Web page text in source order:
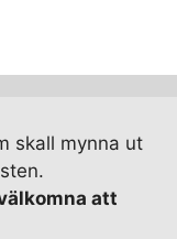
skall mynna ut
att